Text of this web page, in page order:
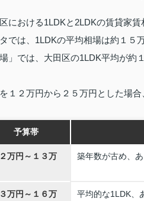
における1LDKと2LDKの賃貸家
では、1LDKの平均相場は約１５
」では、大田区の1LDK平均が約
１２万円から２５万円とした場
予算帯
万円～１３万
築年数が古め、
万円～１６万
平均的な1LDK、